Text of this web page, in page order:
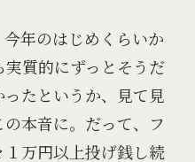
年のはじめくらいか
質的にずっとそうだ
たというか、見て見
本音に。だって、フ
万円以上投げ銭し続